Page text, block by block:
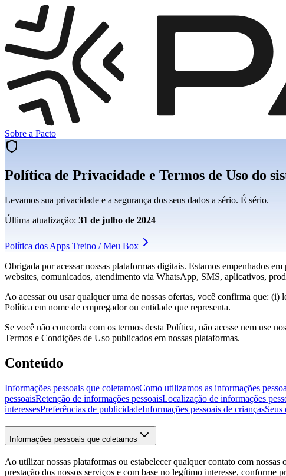
Sobre a Pacto
Política de Privacidade e Termos de Uso do
Levamos sua privacidade e a segurança dos seus dados a sério. É sério.
Última atualização: 31 de julho de 2024
Política dos Apps Treino / Meu Box
Obrigada por acessar nossas plataformas digitais. Estamos empenhados
websites, comunicados, atendimento via WhatsApp, SMS, aplicativos,
Ao acessar ou usar qualquer uma de nossas ofertas, você confirma que:
Política em nome de empregador ou entidade que representa.
Se você não concorda com os termos desta Política, não acesse nem use
Termos e Condições de Uso publicados em nossas plataformas.
Conteúdo
Informações pessoais que coletamosComo utilizamos as informações
pessoaisRetenção de informações pessoaisLocalização de informações
interessesPreferências de publicidadeInformações pessoais de criançasSeus
Informações pessoais que coletamos
Ao utilizar nossas plataformas ou estabelecer qualquer contato com
prestação dos nossos serviços e com base no legítimo interesse, conforme